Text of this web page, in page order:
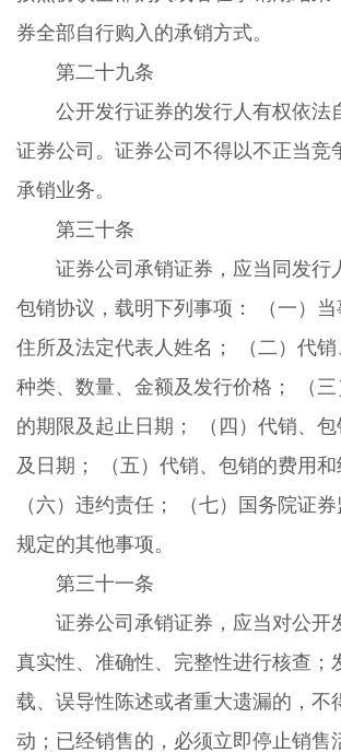
券全部自行购入的承销方式。
第二十九条
公开发行证券的发行人有权依法
证券公司。证券公司不得以不正当竞
承销业务。
第三十条
证券公司承销证券，应当同发行
包销协议，载明下列事项： （一）当
住所及法定代表人姓名； （二）代
种类、数量、金额及发行价格； （
的期限及起止日期； （四）代销、
及日期； （五）代销、包销的费用和
（六）违约责任； （七）国务院证
规定的其他事项。
第三十一条
证券公司承销证券，应当对公开
真实性、准确性、完整性进行核查；
载、误导性陈述或者重大遗漏的，不
动；已经销售的，必须立即停止销售